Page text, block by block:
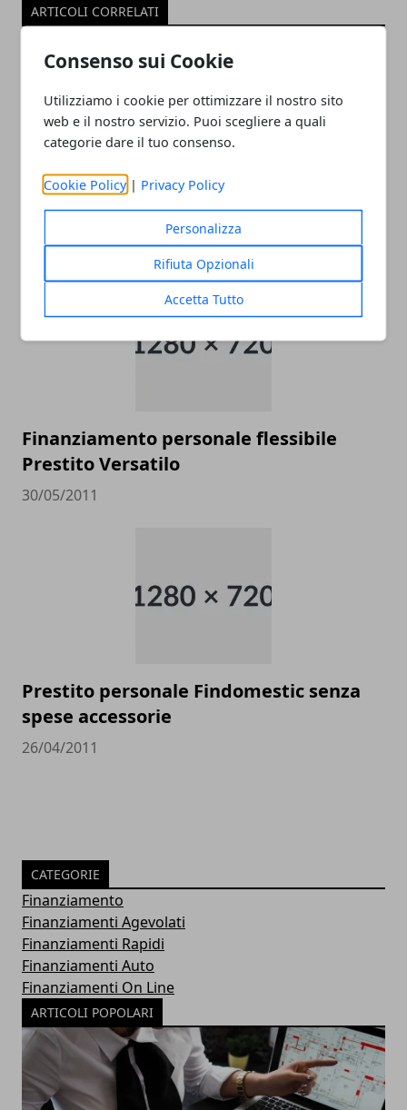
Consenso sui Cookie
Utilizziamo i cookie per ottimizzare il nostro sito
web e il nostro servizio. Puoi scegliere a quali
categorie dare il tuo consenso.
Cookie Policy | Privacy Policy
Personalizza
Rifiuta Opzionali
Accetta Tutto
ARTICOLI CORRELATI
Unicredit, prestito Credit Express Mini
13/02/2012
Finanziamento personale flessibile
Prestito Versatilo
30/05/2011
Prestito personale Findomestic senza
spese accessorie
26/04/2011
CATEGORIE
Finanziamento
Finanziamenti Agevolati
Finanziamenti Rapidi
Finanziamenti Auto
Finanziamenti On Line
ARTICOLI POPOLARI